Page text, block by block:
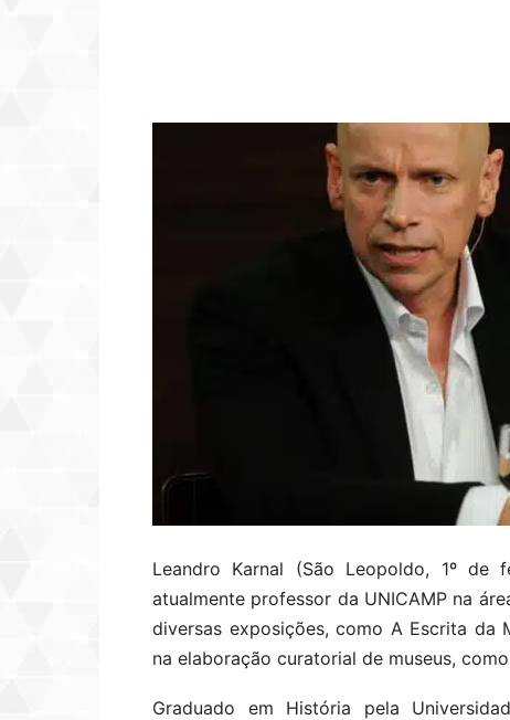
Leandro Karnal (São Leopoldo, 1º de
atualmente professor da UNICAMP na
diversas exposições, como A Escrita da
na elaboração curatorial de museus,
Graduado em História pela